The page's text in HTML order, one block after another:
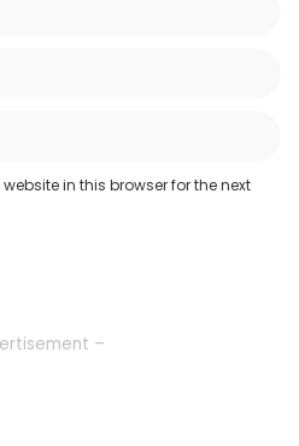
in this browser for the next
–